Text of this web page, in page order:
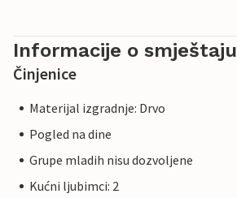
Informacije o smještaju
Činjenice
Materijal izgradnje: Drvo
Pogled na dine
Grupe mladih nisu dozvoljene
Kućni ljubimci: 2